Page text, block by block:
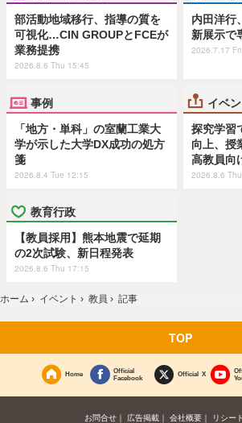
部活動地域移行、指導の質を
可視化…CIN GROUPとFCEが
業務提携
2026.8.6 Thu 15:45
内田洋行
新展示で
2026.7.17
事例
「地方・単科」の室蘭工業大
学が示した大学DX成功の処方
箋
2026.8.4 Tue 12:15
イベン
探究学習
向上、授
高教員向
2026.8.6
教育行政
【教員採用】熊本地震で延期
の2次試験、新日程発表
2026.8.6 Thu 17:15
ホーム › イベント › 教員 › 記事
TOP
Home
Official
Facebook
Official X
お問合せ 広告掲載 会社概要 リシー